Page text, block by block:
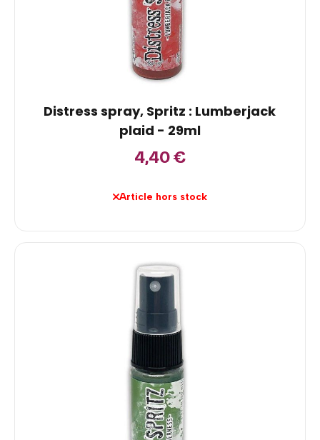
Distress spray, Spritz : Lumberjack
plaid - 29ml
4,40€
Article hors stock